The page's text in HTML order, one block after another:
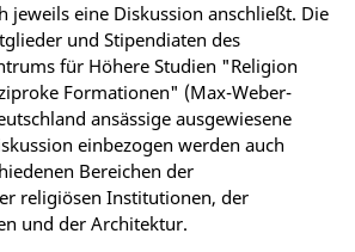
jeweils eine Diskussion anschließt. Die
und Stipendiaten des
für Höhere Studien "Religion
Formationen" (Max-Weber-
ansässige ausgewiesene
einbezogen werden auch
Bereichen der
religiösen Institutionen, der
und der Architektur.